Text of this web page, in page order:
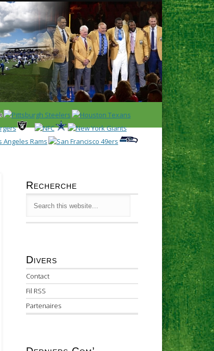
Latest
Recherche
Divers
Contact
Fil RSS
Partenaires